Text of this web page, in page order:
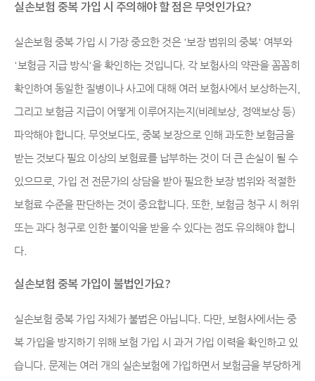
실손보험 중복 가입 시 주의해야 할 점은 무엇인가요?
실손보험 중복 가입 시 가장 중요한 것은 '보장 범위의 중복' 여부와
'보험금 지급 방식'을 확인하는 것입니다. 각 보험사의 약관을 꼼꼼히
확인하여 동일한 질병이나 사고에 대해 여러 보험사에서 보상하는지,
그리고 보험금 지급이 어떻게 이루어지는지(비례보상, 정액보상 등)
파악해야 합니다. 무엇보다도, 중복 보장으로 인해 과도한 보험금을
받는 것보다 필요 이상의 보험료를 납부하는 것이 더 큰 손실이 될 수
있으므로, 가입 전 전문가의 상담을 받아 필요한 보장 범위와 적절한
보험료 수준을 판단하는 것이 중요합니다. 또한, 보험금 청구 시 허위
또는 과다 청구로 인한 불이익을 받을 수 있다는 점도 유의해야 합니
다.
실손보험 중복 가입이 불법인가요?
실손보험 중복 가입 자체가 불법은 아닙니다. 다만, 보험사에서는 중
복 가입을 방지하기 위해 보험 가입 시 과거 가입 이력을 확인하고 있
습니다. 문제는 여러 개의 실손보험에 가입하면서 보험금을 부당하게